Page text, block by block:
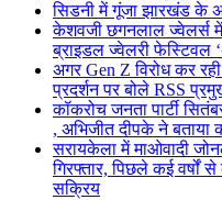
सिडनी में गूंजा झारखंड के
केशवजी छगनलाल ज्वेलर्स
ब्राइडल ज्वेलरी फेस्टिवल
अगर Gen Z विरोध कर रही
प्रदर्शन पर बोले RSS
कॉकरोच जनता पार्टी
, अभिजीत दीपके ने बताया
सरायकेला में माओवादी
गिरफ्तार, पिछले कई वर्षों
सक्रिय